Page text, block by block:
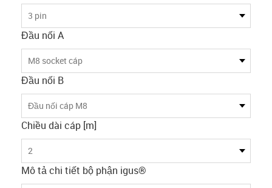
3 pin
Đầu nối A
M8 socket cáp
Đầu nối B
Đầu nối cáp M8
Chiều dài cáp [m]
2
Mô tả chi tiết bộ phận igus®